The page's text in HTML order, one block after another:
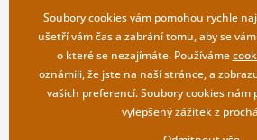
Soubory cookies vám pomohou rychle
ušetří vám čas a zabrání tomu, aby se
o které se nezajímáte. Používáme
oznámili, že jste na naší stránce, a
vašich preferencí. Soubory cookies nám
vylepšený zážitek z